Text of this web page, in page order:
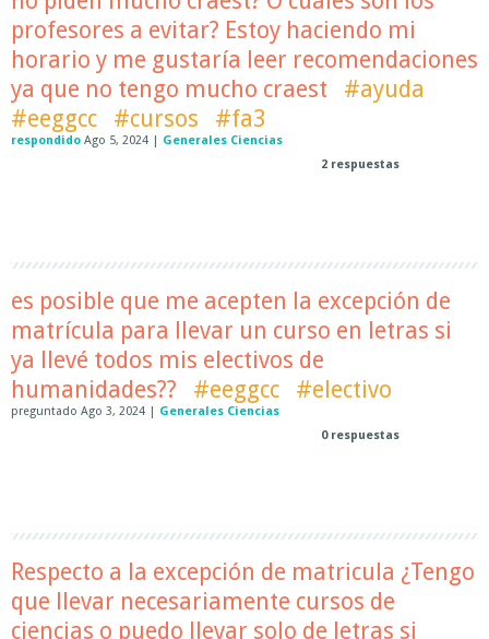
profesores a evitar? Estoy haciendo mi
horario y me gustaría leer recomendaciones
ya que no tengo mucho craest
#ayuda
#eeggcc
#cursos #fa3
respondido Ago 5, 2024 | Generales Ciencias
2 respuestas
es posible que me acepten la excepción de
matrícula para llevar un curso en letras si
ya llevé todos mis electivos de
humanidades??
#eeggcc #electivo
preguntado Ago 3, 2024 | Generales Ciencias
0respuestas
Respecto a la excepción de matricula ¿Tengo
que llevar necesariamente cursos de
ciencias o puedo llevar solo de letras si